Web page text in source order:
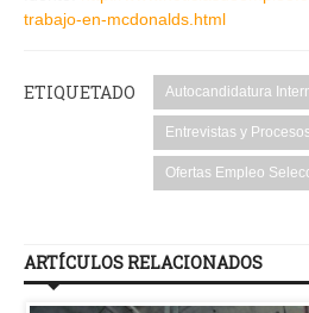
trabajo-en-mcdonalds.html
ETIQUETADO Autocandidatura
Entrevistas y
Ofertas Empleo
ARTÍCULOS RELACIONADOS